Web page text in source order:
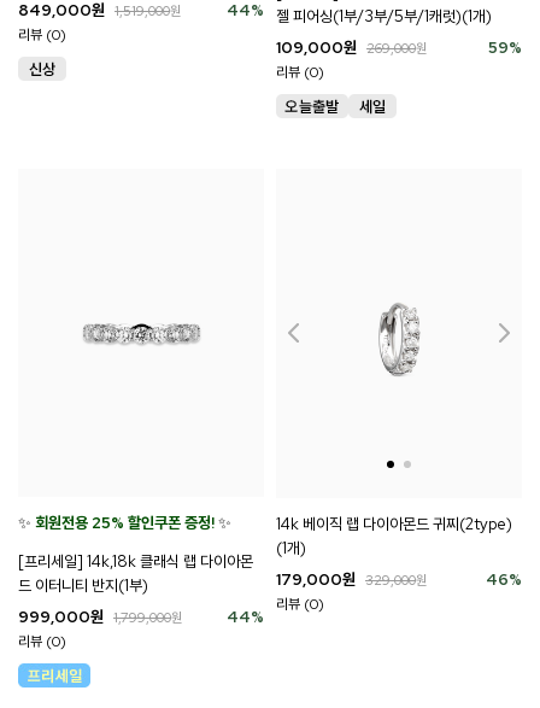
44%
849,000원 1,519,000원
리뷰 (0)
젤 피어싱(1부/3부/5부/1캐럿)(1개)
59%
109,000원 269,000원
리뷰 (0)
✨ 회원전용 25% 할인쿠폰 증정!✨
[프리세일] 14k,18k 클래식 랩 다이아몬
드 이터니티 반지(1부)
44%
999,000원 1,799,000원
리뷰 (0)
14k 베이직 랩 다이아몬드 귀찌(2type)
(1개)
46%
179,000원 329,000원
리뷰 (0)